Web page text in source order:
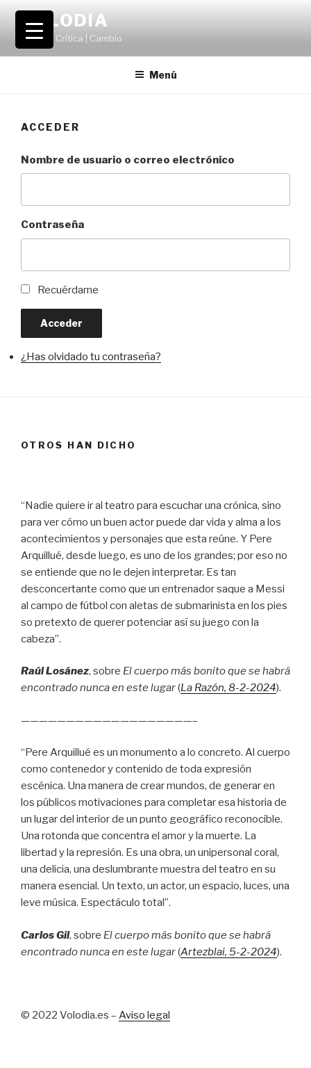
Saltar
contenido
VOLODIA
Teatro | Crítica | Cambio
Menú
ACCEDER
Nombre de usuario o correo electrónico
Contraseña
Recuérdame
Acceder
¿Has olvidado tu contraseña?
OTROS HAN DICHO
“Nadie quiere ir al teatro para escuchar una crónica, sino
para ver cómo un buen actor puede dar vida y alma a los
acontecimientos y personajes que esta reúne. Y Pere
Arquillué, desde luego, es uno de los grandes; por eso no
se entiende que no le dejen interpretar. Es tan
desconcertante como que un entrenador saque a Messi
al campo de fútbol con aletas de submarinista en los pies
so pretexto de querer potenciar así su juego con la
cabeza”.
Raúl Losánez, sobre El cuerpo más bonito que se habrá
encontrado nunca en este lugar(La Razón, 8-2-2024).
———————————————————–
“Pere Arquillué es un monumento a lo concreto. Al cuerpo
como contenedor y contenido de toda expresión
escénica. Una manera de crear mundos, de generar en
los públicos motivaciones para completar esa historia de
un lugar del interior de un punto geográfico reconocible.
Una rotonda que concentra el amor y la muerte. La
libertad y la represión. Es una obra, un unipersonal coral,
una delicia, una deslumbrante muestra del teatro en su
manera esencial. Un texto, un actor, un espacio, luces, una
leve música. Espectáculo total”.
Carlos Gil, sobre El cuerpo más bonito que se habrá
encontrado nunca en este lugar(Artezblai, 5-2-2024).
© 2022 Volodia.es – Aviso legal